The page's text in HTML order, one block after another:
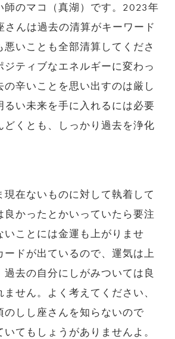
師のマコ（真湖）です。2023年
さんは過去の清算がキーワード
悪いことも全部清算してくださ
ジティブなエネルギーに変わっ
の辛いことを思い出すのは厳し
るい未来を手に入れるには必要
どくとも、しっかり過去を浄化
現在ないものに対して執着して
良かったとかいっていたら要注
いことには金運も上がりませ
ードが出ているので、運気は上
過去の自分にしがみついては良
せん。よく考えてください、
のしし座さんを知らないので
てもしょうがありませんよ。